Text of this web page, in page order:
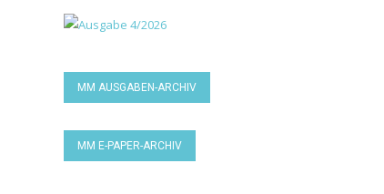
MM AUSGABEN-ARCHIV
MM E-PAPER-ARCHIV